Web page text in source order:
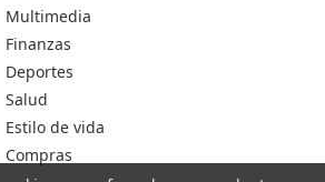
Multimedia
Finanzas
Deportes
Salud
Estilo de vida
Compras